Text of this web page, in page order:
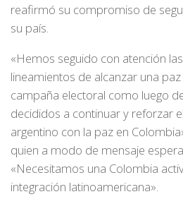
reafirmó su compromiso de
su país.
«Hemos seguido con atención
lineamientos de alcanzar una
campaña electoral como luego
decididos a continuar y reforzar
argentino con la paz en
quien a modo de mensaje
«Necesitamos una Colombia
integración latinoamericana».